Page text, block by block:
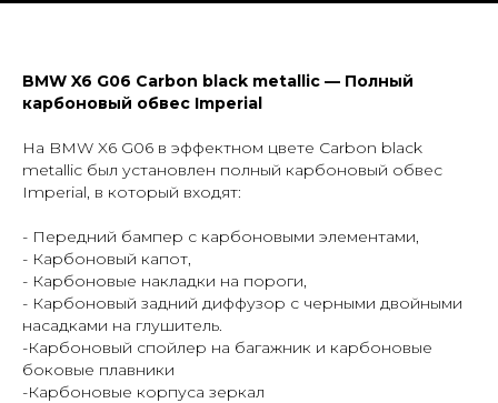
BMW X6 G06 Carbon black metallic — Полный
карбоновый обвес Imperial
На BMW X6 G06 в эффектном цвете Carbon black
metallic был установлен полный карбоновый обвес
Imperial, в который входят:
- Передний бампер с карбоновыми элементами,
- Карбоновый капот,
- Карбоновые накладки на пороги,
- Карбоновый задний диффузор с черными двойными
насадками на глушитель.
-Карбоновый спойлер на багажник и карбоновые
боковые плавники
-Карбоновые корпуса зеркал
Заказать тюнинг- обвесы
Imperial Tuning